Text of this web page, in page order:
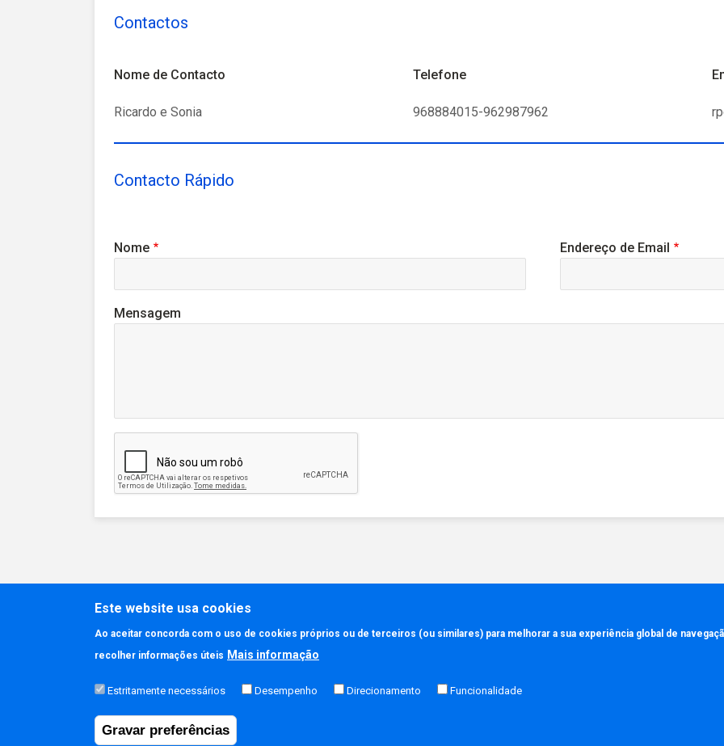
Contactos
Nome de Contacto
Ricardo e Sonia
Telefone
968884015-962987962
Contacto Rápido
Nome Endereço de Email
Mensagem
Este website usa cookies
Ao aceitar concorda com o uso de cookies próprios ou de terceiros (ou similares) para melhorar a sua experiência global de
recolher informações úteis Mais informação
Estritamente necessários Desempenho Direcionamento Funcionalidade
Gravar preferências